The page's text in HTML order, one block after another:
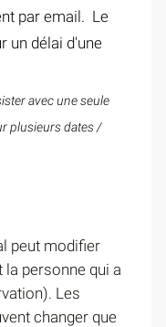
par email. Le
un délai d'une
avec une seule
plusieurs dates /
peut modifier
la personne qui a
Les
changer que